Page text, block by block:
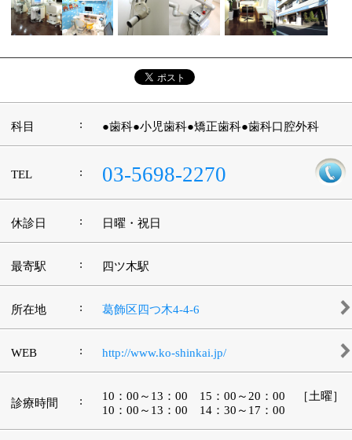
診療時間 :
10：00～13：00 15：00～20：00 ［土曜］
10：00～13：00 14：30～17：00
このページの先頭へ
表示：PC|モバイル
© 2013 art blue Inc.